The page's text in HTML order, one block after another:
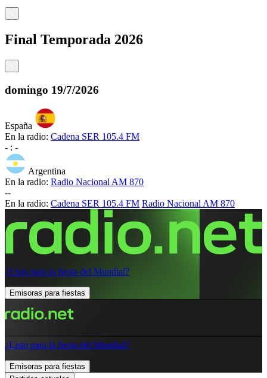
Final Temporada 2026
domingo 19/7/2026
España
En la radio: Cadena SER 105.4 FM
- : -
Argentina
En la radio: Radio Nacional AM 870
--
En la radio: Cadena SER 105.4 FM Radio Nacional AM 870
¿Listo para la fiesta del Mundial?
Emisoras para fiestas
¿Listo para la fiesta del Mundial?
Emisoras para fiestas